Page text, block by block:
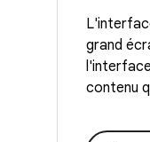
grand
contenu